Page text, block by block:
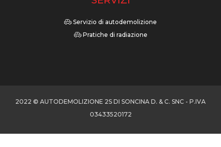
Servizio di autodemolizione
Pratiche di radiazione
2022 © AUTODEMOLIZIONE 2S DI SONCINA D. & C. SNC - P.IVA
03433520172